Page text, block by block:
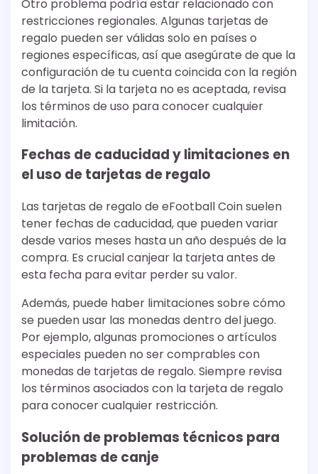
Otro problema podría estar relacionado con
restricciones regionales. Algunas tarjetas de
regalo pueden ser válidas solo en países o
regiones específicas, así que asegúrate de que la
configuración de tu cuenta coincida con la región
de la tarjeta. Si la tarjeta no es aceptada, revisa
los términos de uso para conocer cualquier
limitación.
Fechas de caducidad y limitaciones en
el uso de tarjetas de regalo
Las tarjetas de regalo de eFootball Coin suelen
tener fechas de caducidad, que pueden variar
desde varios meses hasta un año después de la
compra. Es crucial canjear la tarjeta antes de
esta fecha para evitar perder su valor.
Además, puede haber limitaciones sobre cómo
se pueden usar las monedas dentro del juego.
Por ejemplo, algunas promociones o artículos
especiales pueden no ser comprables con
monedas de tarjetas de regalo. Siempre revisa
los términos asociados con la tarjeta de regalo
para conocer cualquier restricción.
Solución de problemas técnicos para
problemas de canje